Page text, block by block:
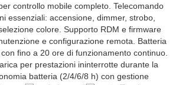
controllo mobile completo. Telecomando
essenziali: accensione, dimmer, strobo,
colore. Supporto RDM e firmware
e configurazione remota. Batteria
fino a 20 ore di funzionamento continuo.
per prestazioni ininterrotte durante la
batteria (2/4/6/8 h) con gestione